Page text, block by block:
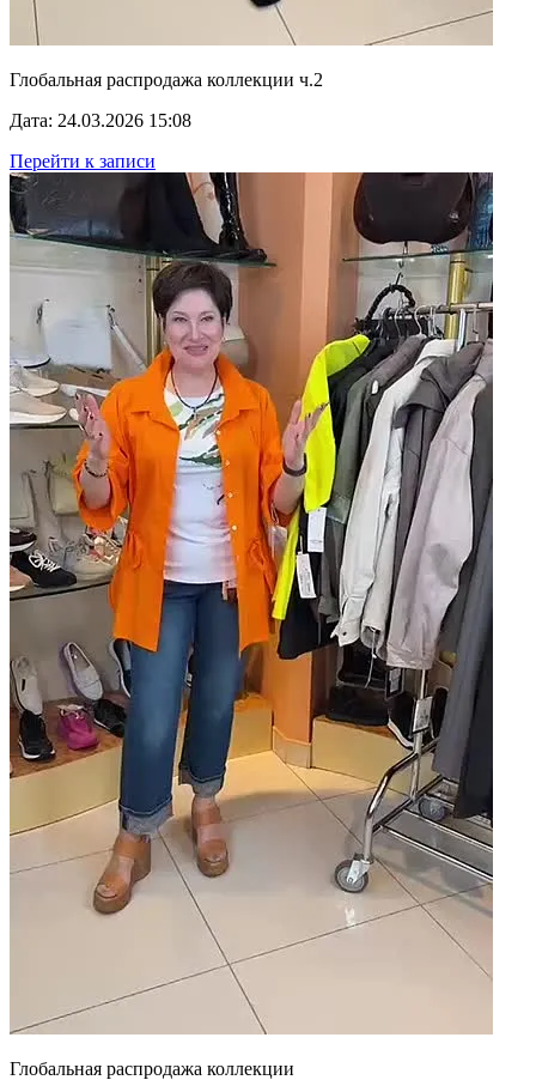
Глобальная распродажа коллекции ч.2
Дата: 24.03.2026 15:08
Перейти к записи
Глобальная распродажа коллекции